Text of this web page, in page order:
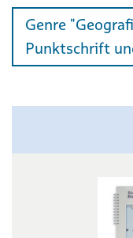
Genre
Punktschrift